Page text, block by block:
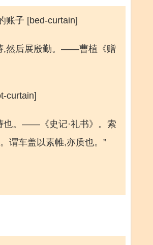
账子 [bed-curtain]
,然后展殷勤。——曹植《赠
curtain]
也。——《史记·礼书》。索
谓车盖以素帷,亦质也。”